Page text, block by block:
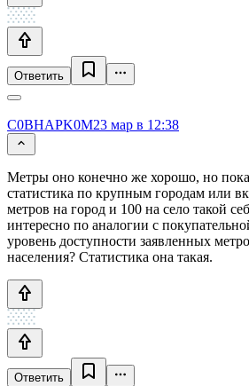
Ответить
C0BHAPK0M23 мар в 12:38
Метры оно конечно же хорошо, но
статистика по крупным городам или
метров на город и 100 на село такой
интересно по аналогии с
уровень доступности заявленных
населения? Статистика она такая.
Ответить